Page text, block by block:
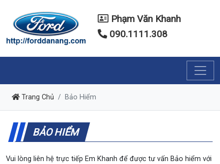
Phạm Văn Khanh
090.1111.308
Trang Chủ Bảo Hiểm
BẢO HIỂM
Vui lòng liên hệ trực tiếp Em Khanh để được tư vấn Bảo hiểm với